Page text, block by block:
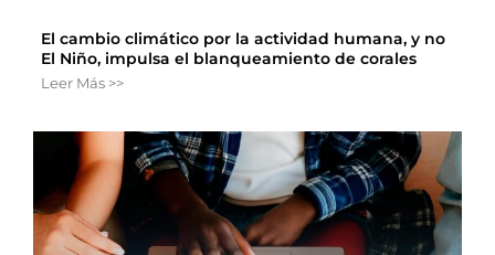
El cambio climático por la actividad humana, y no
El Niño, impulsa el blanqueamiento de corales
Leer Más >>